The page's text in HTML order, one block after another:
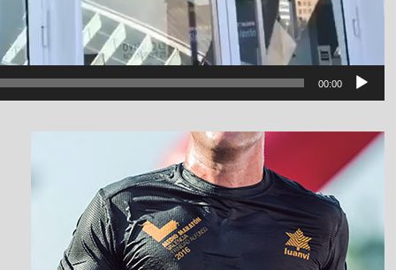
00:00